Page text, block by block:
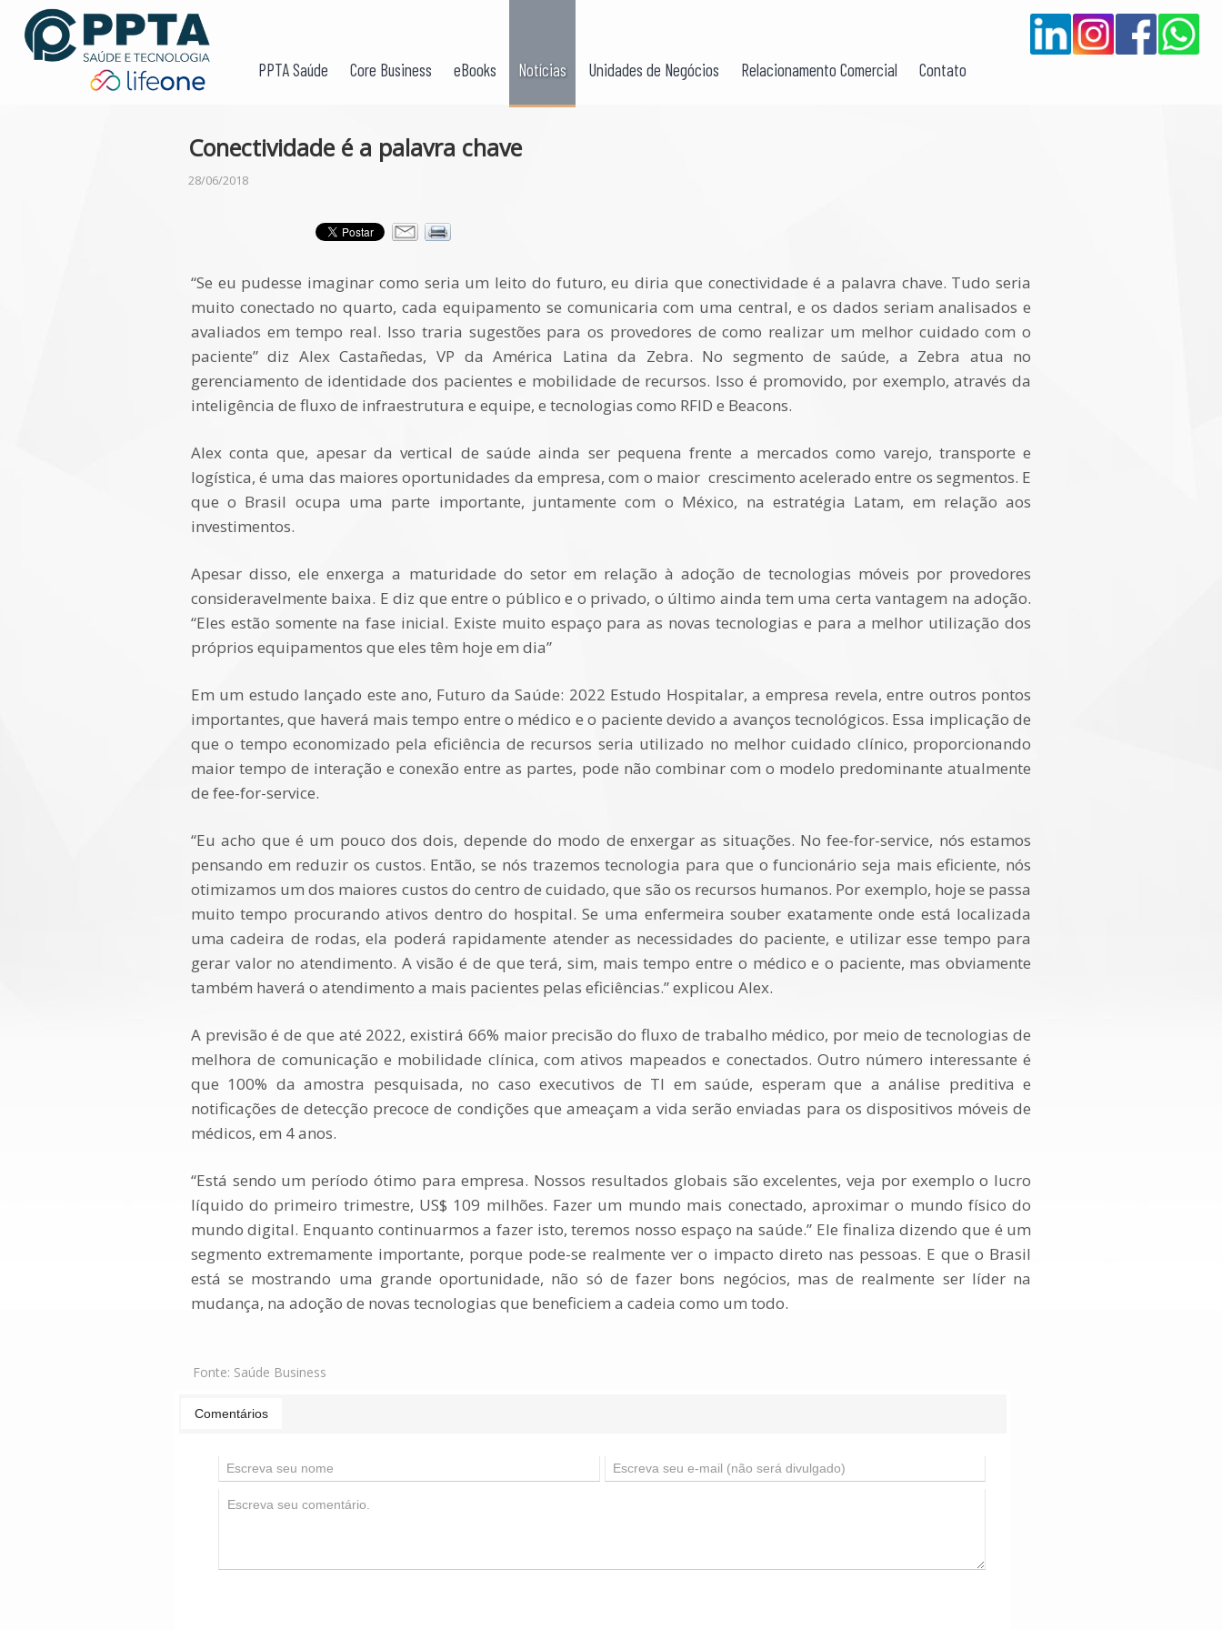
PPTA Saúde Core Business eBooks Notícias Unidades de Negócios Relacionamento Comercial Contato
Conectividade é a palavra chave
28/06/2018
“Se eu pudesse imaginar como seria um leito do futuro, eu diria que conectividade é a palavra chave. Tudo seria
muito conectado no quarto, cada equipamento se comunicaria com uma central, e os dados seriam analisados e
avaliados em tempo real. Isso traria sugestões para os provedores de como realizar um melhor cuidado com o
paciente” diz Alex Castañedas, VP da América Latina da Zebra. No segmento de saúde, a Zebra atua no
gerenciamento de identidade dos pacientes e mobilidade de recursos. Isso é promovido, por exemplo, através da
inteligência de fluxo de infraestrutura e equipe, e tecnologias como RFID e Beacons.
Alex conta que, apesar da vertical de saúde ainda ser pequena frente a mercados como varejo, transporte e
logística, é uma das maiores oportunidades da empresa, com o maior crescimento acelerado entre os segmentos. E
que o Brasil ocupa uma parte importante, juntamente com o México, na estratégia Latam, em relação aos
investimentos.
Apesar disso, ele enxerga a maturidade do setor em relação à adoção de tecnologias móveis por provedores
consideravelmente baixa. E diz que entre o público e o privado, o último ainda tem uma certa vantagem na adoção.
“Eles estão somente na fase inicial. Existe muito espaço para as novas tecnologias e para a melhor utilização dos
próprios equipamentos que eles têm hoje em dia”
Em um estudo lançado este ano, Futuro da Saúde: 2022 Estudo Hospitalar, a empresa revela, entre outros pontos
importantes, que haverá mais tempo entre o médico e o paciente devido a avanços tecnológicos. Essa implicação de
que o tempo economizado pela eficiência de recursos seria utilizado no melhor cuidado clínico, proporcionando
maior tempo de interação e conexão entre as partes, pode não combinar com o modelo predominante atualmente
de fee-for-service.
“Eu acho que é um pouco dos dois, depende do modo de enxergar as situações. No fee-for-service, nós estamos
pensando em reduzir os custos. Então, se nós trazemos tecnologia para que o funcionário seja mais eficiente, nós
otimizamos um dos maiores custos do centro de cuidado, que são os recursos humanos. Por exemplo, hoje se passa
muito tempo procurando ativos dentro do hospital. Se uma enfermeira souber exatamente onde está localizada
uma cadeira de rodas, ela poderá rapidamente atender as necessidades do paciente, e utilizar esse tempo para
gerar valor no atendimento. A visão é de que terá, sim, mais tempo entre o médico e o paciente, mas obviamente
também haverá o atendimento a mais pacientes pelas eficiências.” explicou Alex.
A previsão é de que até 2022, existirá 66% maior precisão do fluxo de trabalho médico, por meio de tecnologias de
melhora de comunicação e mobilidade clínica, com ativos mapeados e conectados. Outro número interessante é
que 100% da amostra pesquisada, no caso executivos de TI em saúde, esperam que a análise preditiva e
notificações de detecção precoce de condições que ameaçam a vida serão enviadas para os dispositivos móveis de
médicos, em 4 anos.
“Está sendo um período ótimo para empresa. Nossos resultados globais são excelentes, veja por exemplo o lucro
líquido do primeiro trimestre, US$ 109 milhões. Fazer um mundo mais conectado, aproximar o mundo físico do
mundo digital. Enquanto continuarmos a fazer isto, teremos nosso espaço na saúde.” Ele finaliza dizendo que é um
segmento extremamente importante, porque pode-se realmente ver o impacto direto nas pessoas. E que o Brasil
está se mostrando uma grande oportunidade, não só de fazer bons negócios, mas de realmente ser líder na
mudança, na adoção de novas tecnologias que beneficiem a cadeia como um todo.
Fonte: Saúde Business
Comentários